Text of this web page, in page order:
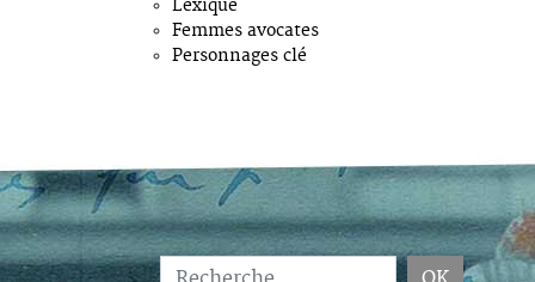
Lexique
Femmes avocates
Personnages clé